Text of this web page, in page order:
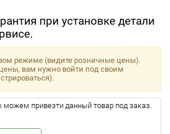
при установке детали
режиме (видите розничные цены).
вам нужно войти под своим
привезти данный товар под заказ.